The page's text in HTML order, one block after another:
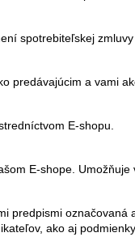
spotrebiteľskej
predávajúcim a vami
E-shopu.
E-shope.
predpismi
ako aj